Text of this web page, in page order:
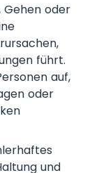
Gehen oder
führt.
auf,
oder
und